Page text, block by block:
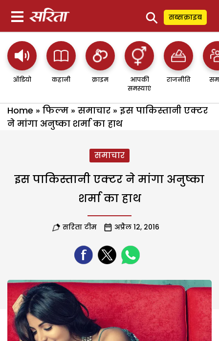
⚲ सब्सक्राइब
ऑडियो कहानी क्राइम
आपकी
समस्याएं
राजनीति
Home » फिल्म » समाचार » इस पाकिस्तानी एक्टर
ने मांगा अनुष्का शर्मा का हाथ
समाचार
इस पाकिस्तानी एक्टर ने मांगा अनुष्का
शर्मा का हाथ
सरिता टीम अप्रैल 12, 2016